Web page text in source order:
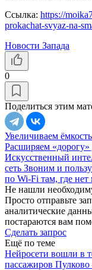
Ссылка: https://
prokachat-svyaz-na-
Новости Запада
0
Поделиться этим
Увеличиваем
Расширяем «дорогу»
Искусственный
сеть Звоним и
по Wi-Fi там, где
Не нашли
Просто отправьте
аналитические
постараются вам
Сделать запрос
Ещё по теме
Нейросети вошли в
пассажиров